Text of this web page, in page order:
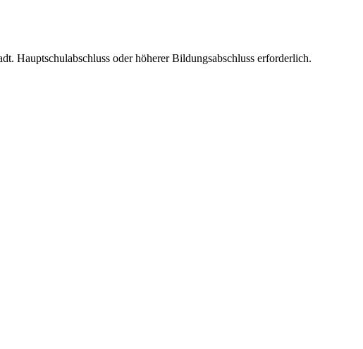
Hauptschulabschluss oder höherer Bildungsabschluss erforderlich.